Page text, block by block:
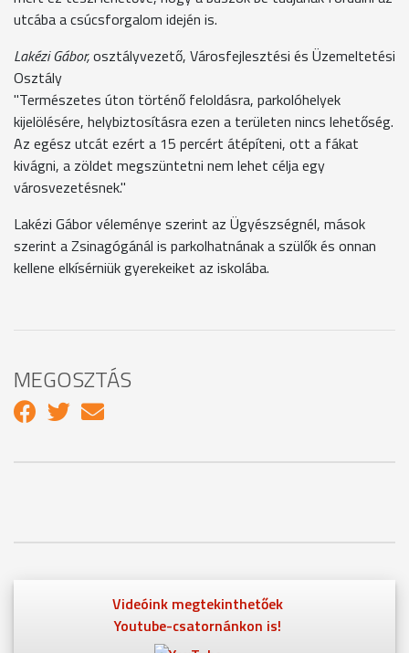
utcába a csúcsforgalom idején is.
Lakézi Gábor,osztályvezető, Városfejlesztési és Üzemeltetési
Osztály
"Természetes úton történő feloldásra, parkolóhelyek
kijelölésére, helybiztosításra ezen a területen nincs lehetőség.
Az egész utcát ezért a 15 percért átépíteni, ott a fákat
kivágni, a zöldet megszüntetni nem lehet célja egy
városvezetésnek."
Lakézi Gábor véleménye szerint az Ügyészségnél, mások
szerint a Zsinagógánál is parkolhatnának a szülők és onnan
kellene elkísérniük gyerekeiket az iskolába.
MEGOSZTÁS
Videóink megtekinthetőek
Youtube-csatornánkon is!